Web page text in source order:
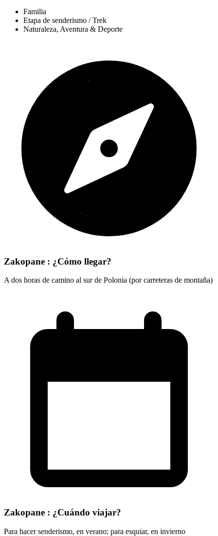
Familia
Etapa de senderismo / Trek
Naturaleza, Aventura & Deporte
Zakopane : ¿Cómo llegar?
A dos horas de camino al sur de Polonia (por carreteras de montaña)
Zakopane : ¿Cuándo viajar?
Para hacer senderismo, en verano; para esquiar, en invierno